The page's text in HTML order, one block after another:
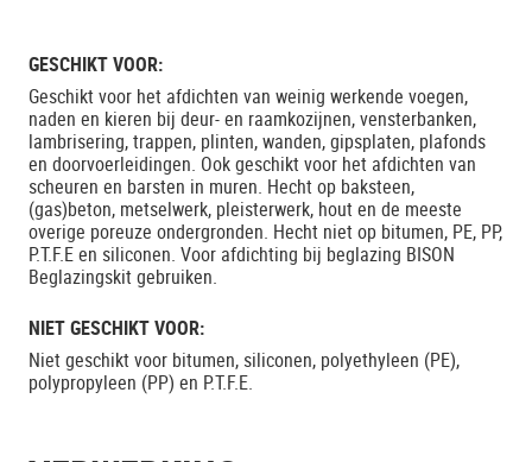
GESCHIKT VOOR:
Geschikt voor het afdichten van weinig werkende voegen,
naden en kieren bij deur- en raamkozijnen, vensterbanken,
lambrisering, trappen, plinten, wanden, gipsplaten, plafonds
en doorvoerleidingen. Ook geschikt voor het afdichten van
scheuren en barsten in muren. Hecht op baksteen,
(gas)beton, metselwerk, pleisterwerk, hout en de meeste
overige poreuze ondergronden. Hecht niet op bitumen, PE, PP,
P.T.F.E en siliconen. Voor afdichting bij beglazing BISON
Beglazingskit gebruiken.
NIET GESCHIKT VOOR:
Niet geschikt voor bitumen, siliconen, polyethyleen (PE),
polypropyleen (PP) en P.T.F.E.